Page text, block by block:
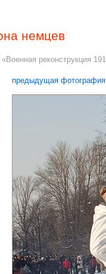
немцев
«Военная реконструкция
предыдущая фотография